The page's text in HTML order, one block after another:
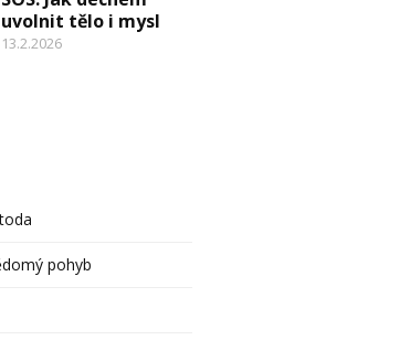
uvolnit tělo i mysl
13.2.2026
pohyb